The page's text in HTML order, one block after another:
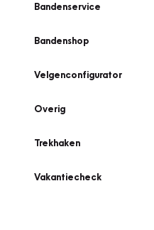
Bandenservice
Bandenshop
Velgenconfigurator
Overig
Trekhaken
Vakantiecheck